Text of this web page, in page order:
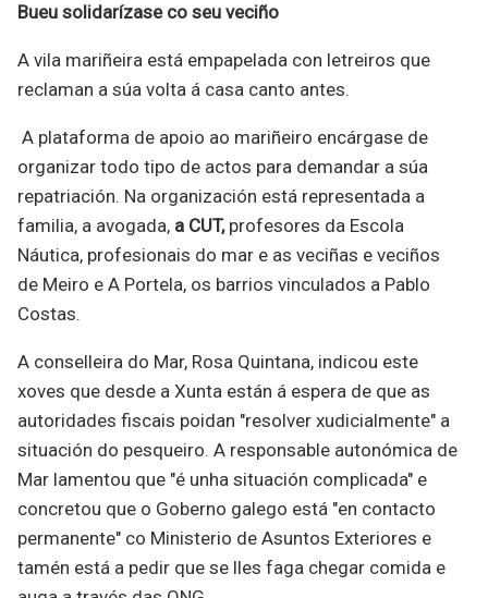
Bueu solidarízase co seu veciño
A vila mariñeira está empapelada con letreiros que
reclaman a súa volta á casa canto antes.
A plataforma de apoio ao mariñeiro encárgase de
organizar todo tipo de actos para demandar a súa
repatriación. Na organización está representada a
familia, a avogada, a CUT, profesores da Escola
Náutica, profesionais do mar e as veciñas e veciños
de Meiro e A Portela, os barrios vinculados a Pablo
Costas.
A conselleira do Mar, Rosa Quintana, indicou este
xoves que desde a Xunta están á espera de que as
autoridades fiscais poidan "resolver xudicialmente" a
situación do pesqueiro. A responsable autonómica de
Mar lamentou que "é unha situación complicada" e
concretou que o Goberno galego está "en contacto
permanente" co Ministerio de Asuntos Exteriores e
tamén está a pedir que se lles faga chegar comida e